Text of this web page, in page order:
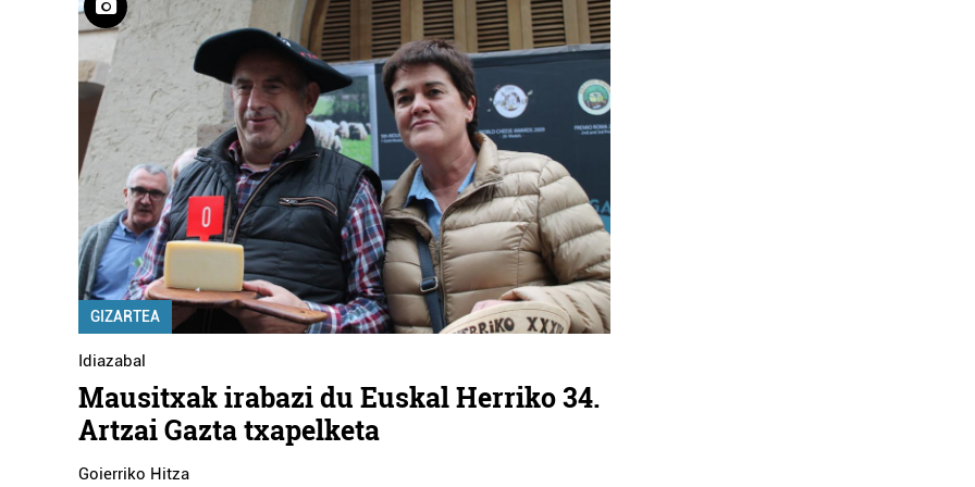
GIZARTEA
Idiazabal
Mausitxak irabazi du Euskal Herriko 34.
Artzai Gazta txapelketa
Goierriko Hitza